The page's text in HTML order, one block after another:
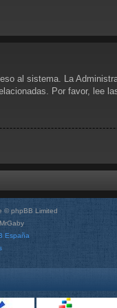
al sistema. La
Por favor, lee
© phpBB Limited
España